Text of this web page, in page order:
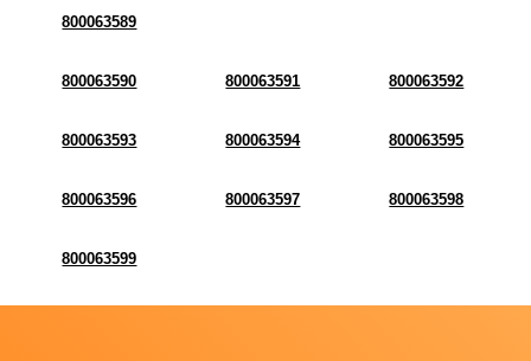
800063589
800063590 800063591 800063592
800063593 800063594 800063595
800063596 800063597 800063598
800063599